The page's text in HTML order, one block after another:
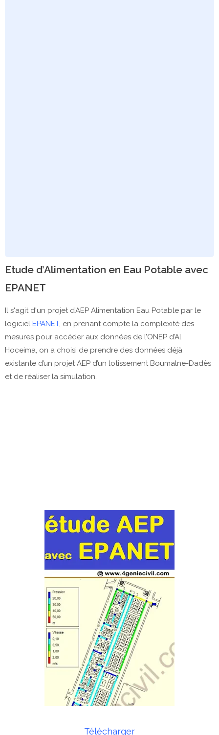
Etude d’Alimentation en Eau Potable avec
EPANET
Il s'agit d'un projet d’AEP Alimentation Eau Potable par le
logiciel EPANET, en prenant compte la complexité des
mesures pour accéder aux données de l’ONEP d’Al
Hoceima, on a choisi de prendre des données déjà
existante d’un projet AEP d’un lotissement Boumalne-Dadès
et de réaliser la simulation.
Télécharger